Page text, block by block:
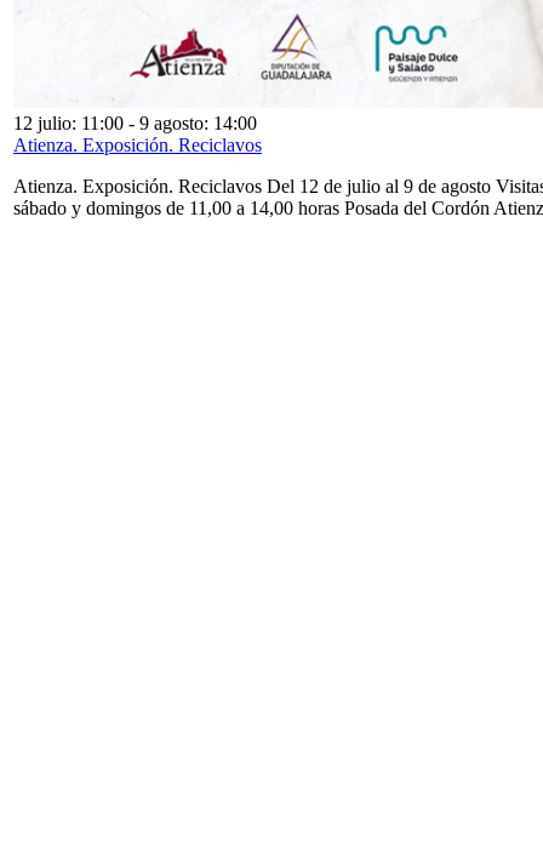
12 julio: 11:00 - 9 agosto: 14:00
Atienza. Exposición. Reciclavos
Atienza. Exposición. Reciclavos Del 12 de julio al 9 de agosto
sábado y domingos de 11,00 a 14,00 horas Posada del Cordón